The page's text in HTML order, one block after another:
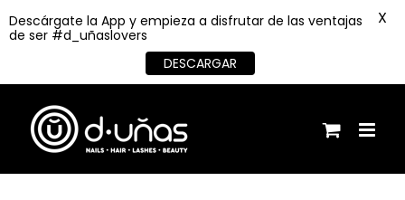
contenido
Descárgate la App y empieza a disfrutar de las ventajas
de ser #d_uñaslovers
DESCARGAR
X